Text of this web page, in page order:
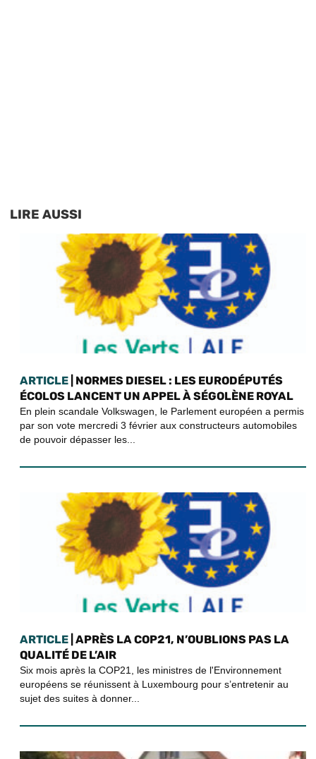
LIRE AUSSI
ARTICLE | NORMES DIESEL : LES EURODÉPUTÉS
ÉCOLOS LANCENT UN APPEL À SÉGOLÈNE ROYAL
En plein scandale Volkswagen, le Parlement européen a permis
par son vote mercredi 3 février aux constructeurs automobiles
de pouvoir dépasser les...
ARTICLE | APRÈS LA COP21, N’OUBLIONS PAS LA
QUALITÉ DE L’AIR
Six mois après la COP21, les ministres de l'Environnement
européens se réunissent à Luxembourg pour s’entretenir au
sujet des suites à donner...